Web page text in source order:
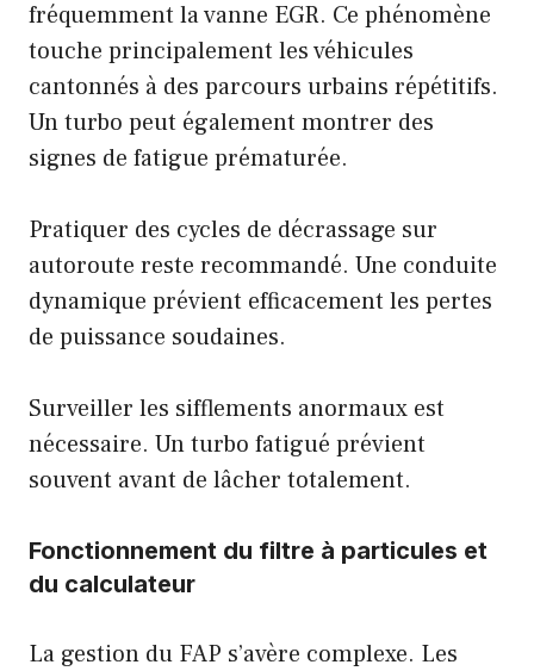
fréquemment la vanne EGR. Ce phénomène
touche principalement les véhicules
cantonnés à des parcours urbains répétitifs.
Un turbo peut également montrer des
signes de fatigue prématurée.
Pratiquer des cycles de décrassage sur
autoroute reste recommandé. Une conduite
dynamique prévient efficacement les pertes
de puissance soudaines.
Surveiller les sifflements anormaux est
nécessaire. Un turbo fatigué prévient
souvent avant de lâcher totalement.
Fonctionnement du filtre à particules et
du calculateur
La gestion du FAP s’avère complexe. Les